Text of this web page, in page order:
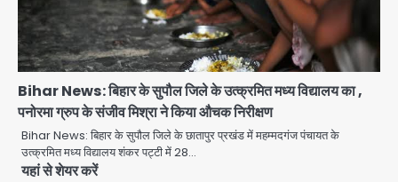
Bihar News: बिहार के सुपौल जिले के उत्क्रमित मध्य विद्यालय का ,
पनोरमा ग्रुप के संजीव मिश्रा ने किया औचक निरीक्षण
Bihar News: बिहार के सुपौल जिले के छातापुर प्रखंड में महम्मदगंज पंचायत के
उत्क्रमित मध्य विद्यालय शंकर पट्टी में 28…
यहां से शेयर करें